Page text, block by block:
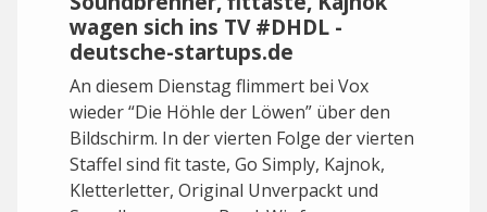
wagen sich ins TV #DHDL -
deutsche-startups.de
An diesem Dienstag flimmert bei Vox
wieder “Die Höhle der Löwen” über den
Bildschirm. In der vierten Folge der vierten
Staffel sind fit taste, Go Simply, Kajnok,
Kletterletter, Original Unverpackt und